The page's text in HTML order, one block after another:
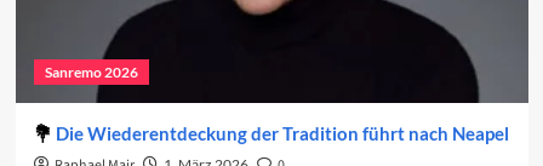
Sanremo 2026
Die Wiederentdeckung der Tradition führt nach Neapel